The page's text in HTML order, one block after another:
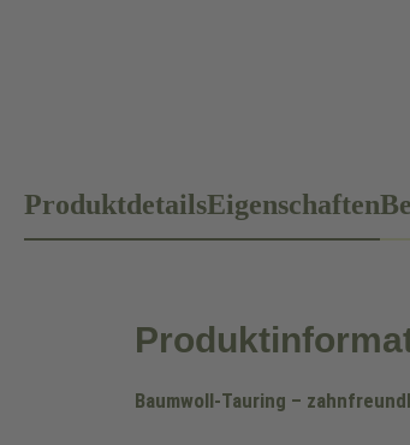
ProduktdetailsEigenschaften
Baumwoll-Tauring –